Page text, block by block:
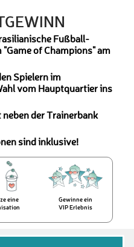
Fußball-
of Champions" am
Spielern im
vom Hauptquartier ins
neben der Trainerbank
sind inklusive!
eine
Gewinne ein
VIP Erlebnis